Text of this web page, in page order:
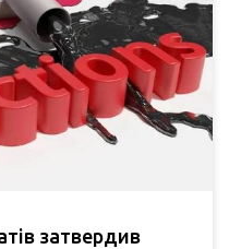
затвердив